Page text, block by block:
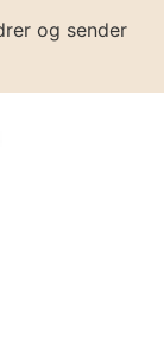
og sender